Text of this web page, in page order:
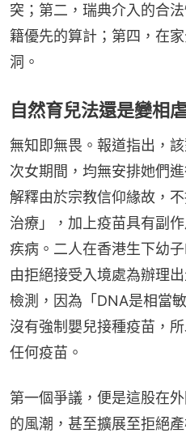
突；第二，瑞典介入的合
籍優先的算計；第四，在
洞。
自然育兒法還是變相
無知即無畏。報道指出，
次女期間，均無安排她們
解釋由於宗教信仰緣故，
治療」，加上疫苗具有副
疾病。二人在香港生下幼
由拒絕接受入境處為辦理
檢測，因為「DNA是相當
沒有強制嬰兒接種疫苗，
任何疫苗。
第一個爭議，便是這股在
的風潮，甚至擴展至拒絕